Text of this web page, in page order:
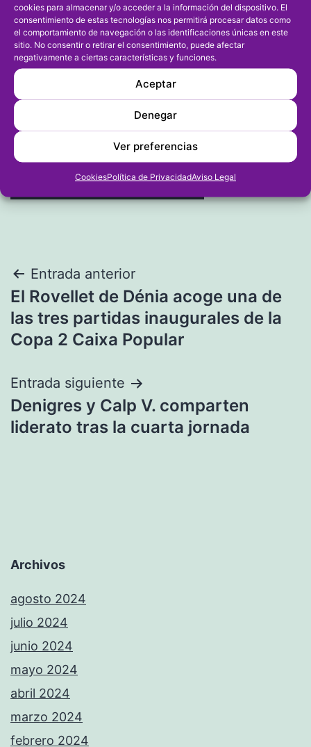
cookies para almacenar y/o acceder a la información del dispositivo. El
consentimiento de estas tecnologías nos permitirá procesar datos como
el comportamiento de navegación o las identificaciones únicas en este
sitio. No consentir o retirar el consentimiento, puede afectar
negativamente a ciertas características y funciones.
Aceptar
Denegar
Ver preferencias
CookiesPolítica de PrivacidadAviso Legal
Web
Navegación
de
entradas
Entrada anterior
El Rovellet de Dénia acoge una de
las tres partidas inaugurales de la
Copa 2 Caixa Popular
Entrada siguiente
Denigres y Calp V. comparten
liderato tras la cuarta jornada
Archivos
agosto 2024
julio 2024
junio 2024
mayo 2024
abril 2024
marzo 2024
febrero 2024